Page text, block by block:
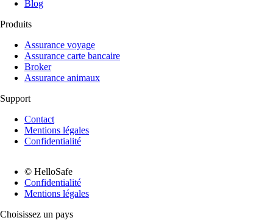
Blog
Produits
Assurance voyage
Assurance carte bancaire
Broker
Assurance animaux
Support
Contact
Mentions légales
Confidentialité
© HelloSafe
Confidentialité
Mentions légales
Choisissez un pays